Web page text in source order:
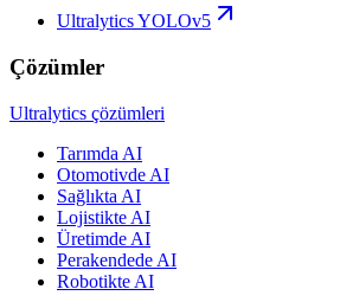
Ultralytics YOLOv5
Çözümler
Ultralytics çözümleri
Tarımda AI
Otomotivde AI
Sağlıkta AI
Lojistikte AI
Üretimde AI
Perakendede AI
Robotikte AI